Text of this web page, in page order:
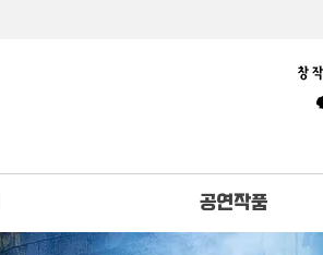
공연작품